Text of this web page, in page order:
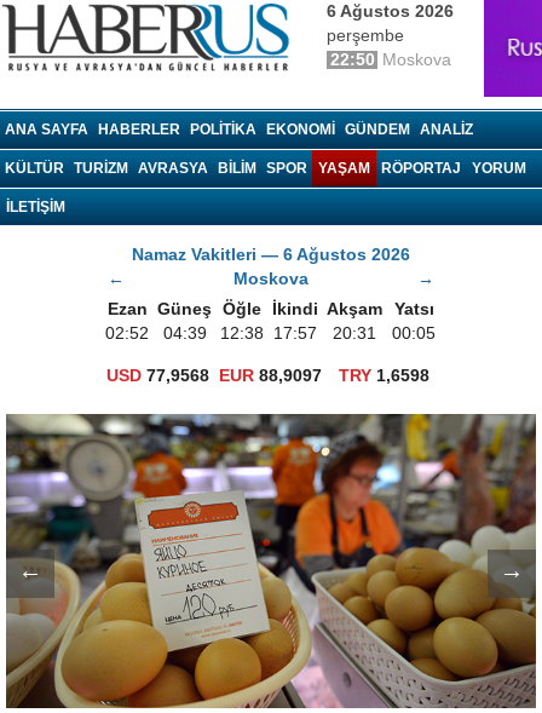
6 Ağustos 2026
perşembe
22:50 Moskova
ANA SAYFA HABERLER POLITIKA EKONOMI GÜNDEM ANALIZ
KÜLTÜR TURIZM AVRASYA BILIM SPOR YAŞAM RÖPORTAJ YORUM
İLETİŞİM
Namaz Vakitleri — 6 Ağustos 2026
←
Moskova
→
Ezan Güneş Öğle İkindi Akşam
Yatsı
02:52
04:39 12:38 17:57 20:31 00:05
USD 77,9568 EUR 88,9097 TRY1,6598
← →